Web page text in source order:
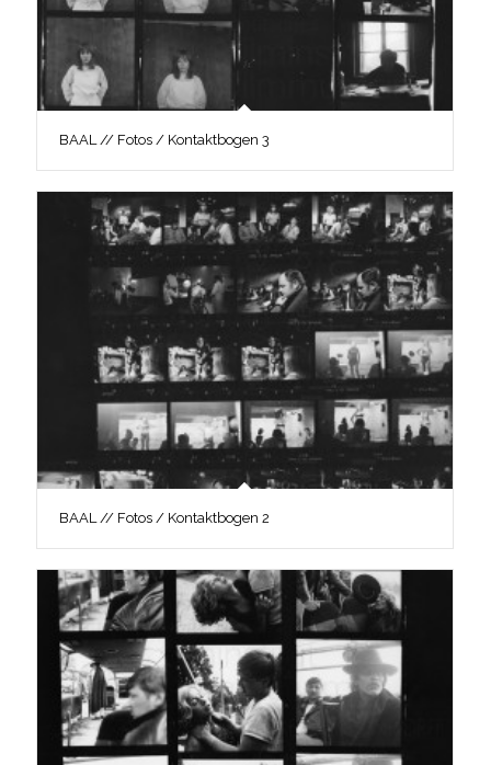
BAAL // Fotos / Kontaktbogen 3
BAAL // Fotos / Kontaktbogen 2